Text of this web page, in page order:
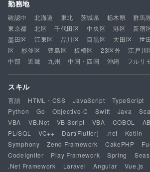
勤務地
確認中 北海道 東北 茨城県 栃木県 群馬
東京都
北区 千代田区 中央区 港区 新宿
墨田区
江東区 品川区 目黒区 大田区 世
区
杉並区 豊島区 板橋区 23区外 江戸川
中部
近畿 九州 中国・四国 沖縄 フルリ
スキル
言語 HTML・CSS JavaScript TypeScript
Python
Go Objective-C Swift Java
VBA
VB.Net VB Script VBA COBOL
PL/SQL
VC++ Dart(Flutter) .net Kotlin
Symphony
Zend Framework CakePHP
CodeIgniter
Play Framework Spring
.Net Framework
Laravel Angular Vue.js